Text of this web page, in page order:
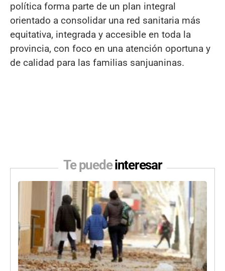
política forma parte de un plan integral
orientado a consolidar una red sanitaria más
equitativa, integrada y accesible en toda la
provincia, con foco en una atención oportuna y
de calidad para las familias sanjuaninas.
Te puedeinteresar